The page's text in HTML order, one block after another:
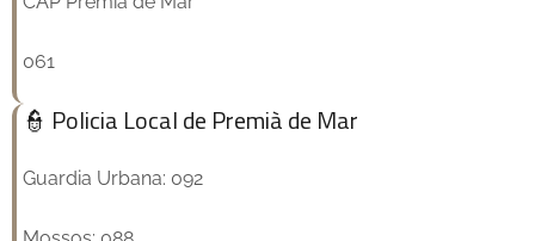
061
👮 Policia Local de Premià de Mar
Guardia Urbana: 092